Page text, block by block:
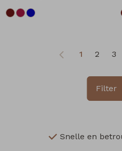
1 2 3
Filter
Snelle en